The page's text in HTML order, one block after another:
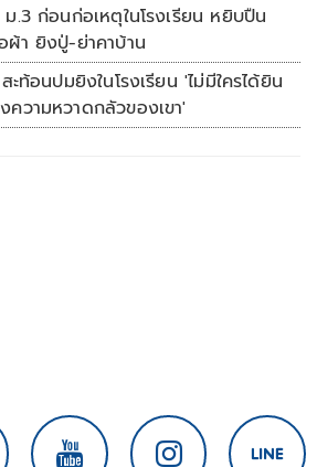
ม.3 ก่อนก่อเหตุในโรงเรียน หยิบปืน
ผ้า ยิงปู่-ย่าคาบ้าน
ะท้อนปมยิงในโรงเรียน 'ไม่มีใครได้ยิน
ความหวาดกลัวของเขา'